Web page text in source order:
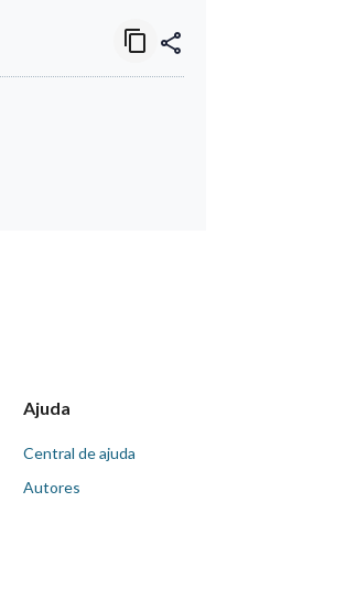
Ajuda
Central de ajuda
Autores